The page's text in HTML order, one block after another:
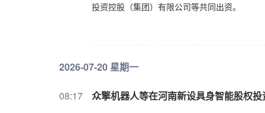
投资控股（集团）有限公司等共同出资。
2026-07-20 星期一
08:17 众擎机器人等在河南新设具身智能股权投